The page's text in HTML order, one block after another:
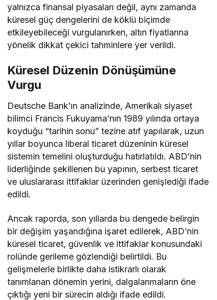
yalnızca finansal piyasaları değil, aynı zamanda
küresel güç dengelerini de köklü biçimde
etkileyebileceği vurgulanırken, altın fiyatlarına
yönelik dikkat çekici tahminlere yer verildi.
Küresel Düzenin Dönüşümüne
Vurgu
Deutsche Bank’ın analizinde, Amerikalı siyaset
bilimci Francis Fukuyama’nın 1989 yılında ortaya
koyduğu “tarihin sonu” tezine atıf yapılarak, uzun
yıllar boyunca liberal ticaret düzeninin küresel
sistemin temelini oluşturduğu hatırlatıldı. ABD’nin
liderliğinde şekillenen bu yapının, serbest ticaret
ve uluslararası ittifaklar üzerinden genişlediği ifade
edildi.
Ancak raporda, son yıllarda bu dengede belirgin
bir değişim yaşandığına işaret edilerek, ABD’nin
küresel ticaret, güvenlik ve ittifaklar konusundaki
rolünde gerileme gözlendiği belirtildi. Bu
gelişmelerle birlikte daha istikrarlı olarak
tanımlanan dönemin yerini, dalgalanmaların öne
çıktığı yeni bir sürecin aldığı ifade edildi.